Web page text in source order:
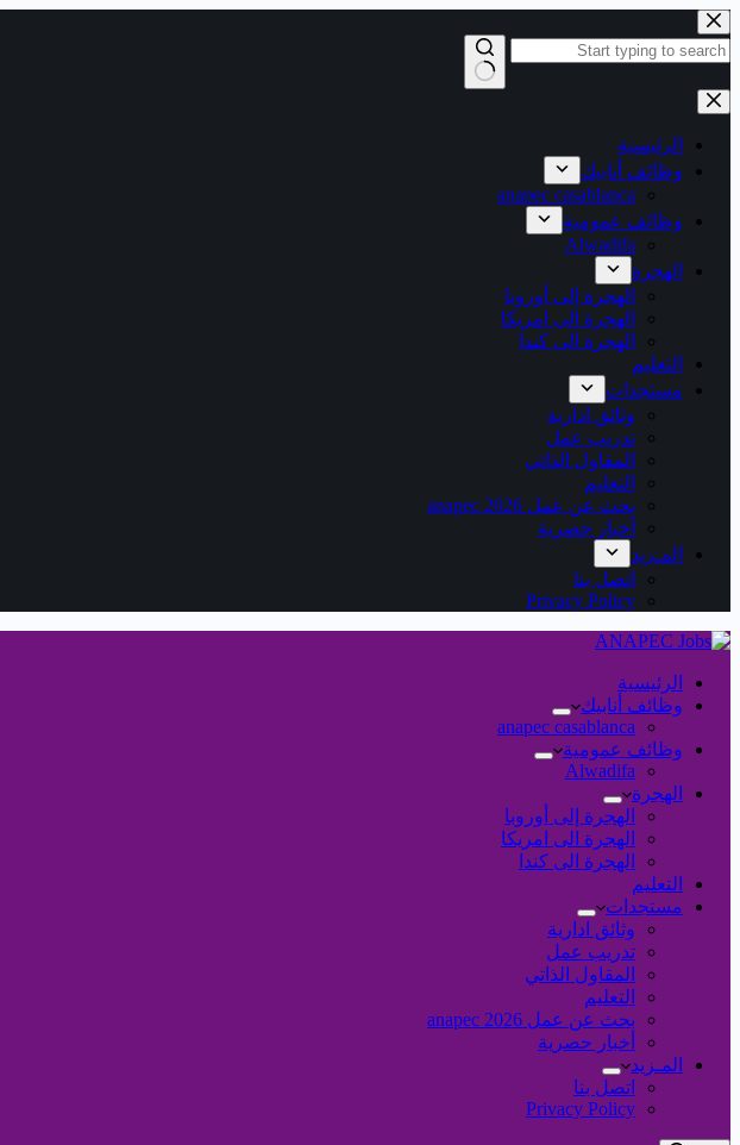
التجاوز
إلى
المحتوى
نتائج
الرئيسية
وظائف أنابيك
anapec casablanca
وظائف عمومية
Alwadifa
الهجرة
الهجرة إلى أوروبا
الهجرة الى امريكا
الهجرة الى كندا
التعليم
مستجدات
وثائق ادارية
تدريب عمل
المقاول الذاتي
التعليم
بحث عن عمل 2026 anapec
أخبار حصرية
المـزيد
اتصل بنا
Privacy Policy
الرئيسية
وظائف أنابيك
anapec casablanca
وظائف عمومية
Alwadifa
الهجرة
الهجرة إلى أوروبا
الهجرة الى امريكا
الهجرة الى كندا
التعليم
مستجدات
وثائق ادارية
تدريب عمل
المقاول الذاتي
التعليم
بحث عن عمل 2026 anapec
أخبار حصرية
المـزيد
اتصل بنا
Privacy Policy